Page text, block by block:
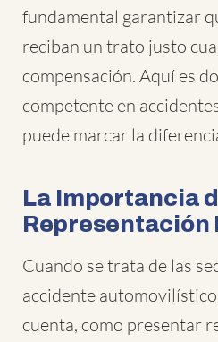
fundamental garantizar
reciban un trato justo
compensación. Aquí es
competente en
puede marcar la
La Importancia
Representación
Cuando se trata de las
accidente
cuenta, como presentar